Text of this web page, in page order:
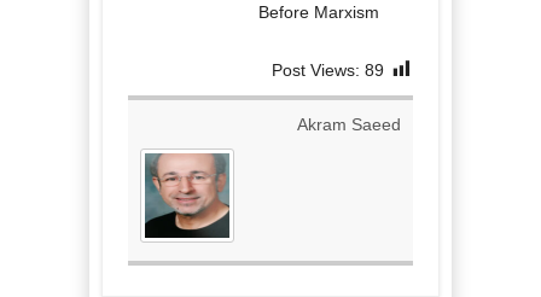
Before Marxism
Post Views: 89
Akram Saeed